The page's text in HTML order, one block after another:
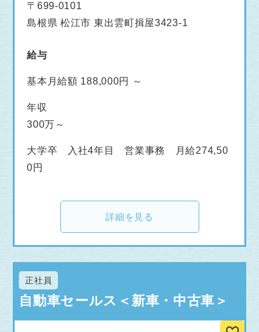
〒699-0101
島根県 松江市 東出雲町揖屋3423-1
給与
基本月給額 188,000円 ～
年収
300万～
大学卒 入社4年目 営業事務 月給274,50
0円
詳細を見る
正社員
自動車セールス＜新車・中古車＞